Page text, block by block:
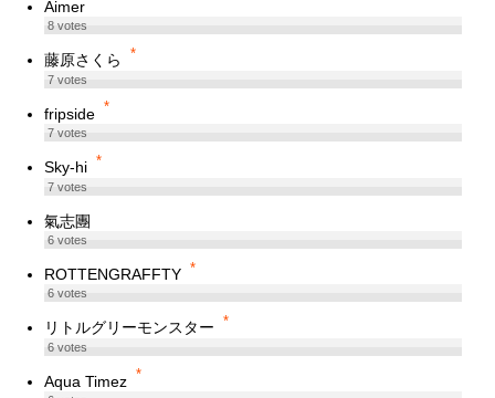
Aimer
8votes
藤原さくら *
7votes
fripside *
7votes
Sky-hi *
7votes
氣志團
6votes
ROTTENGRAFFTY *
6votes
リトルグリーモンスター *
6votes
Aqua Timez *